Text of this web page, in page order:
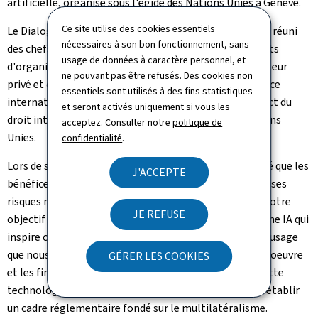
Ce site utilise des cookies essentiels
nécessaires à son bon fonctionnement, sans
usage de données à caractère personnel, et
ne pouvant pas être refusés. Des cookies non
essentiels sont utilisés à des fins statistiques
et seront activés uniquement si vous les
acceptez. Consulter notrepolitique de
confidentialité.
J'ACCEPTE
JE REFUSE
GÉRER LES COOKIES
Le Dialogue sur l'IA, qui est une plateforme de l'ONU, a réuni
des chefs d'État et de gouvernement, des représentants
d'organisations internationales, des dirigeants du secteur
privé et des experts afin d'échanger sur une gouvernance
internationale de l'IA fondée sur la confiance, le respect du
droit international et les valeurs fondateurs des Nations
Unies.
Lors de son intervention, le Premier ministre a rappelé que les
bénéfices de l'IA ne sont pas automatiques, tandis que ses
risques ne sont pas inévitables : nous avons un choix. Notre
objectif pour cette raison doit être clair : développer une IA qui
inspire confiance. "Il nous appartient donc de choisir l'usage
que nous en faisons, la façon dont nous la mettons en oeuvre
et les finalités qu'elle doit servir." Pour garantir que cette
technologie serve l'intérêt général, il est impératif d'établir
un cadre réglementaire fondé sur le multilatéralisme.